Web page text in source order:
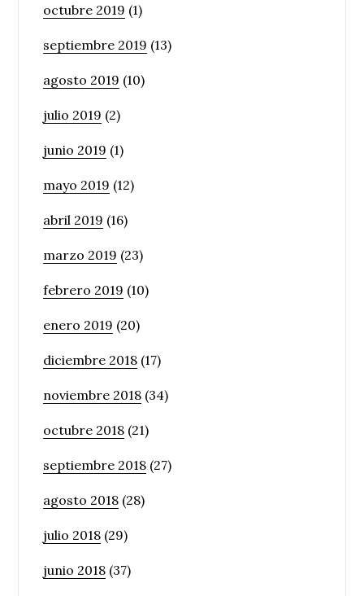
octubre 2019 (1)
septiembre 2019 (13)
agosto 2019 (10)
julio 2019 (2)
junio 2019 (1)
mayo 2019 (12)
abril 2019 (16)
marzo 2019 (23)
febrero 2019 (10)
enero 2019 (20)
diciembre 2018 (17)
noviembre 2018 (34)
octubre 2018 (21)
septiembre 2018 (27)
agosto 2018 (28)
julio 2018 (29)
junio 2018 (37)